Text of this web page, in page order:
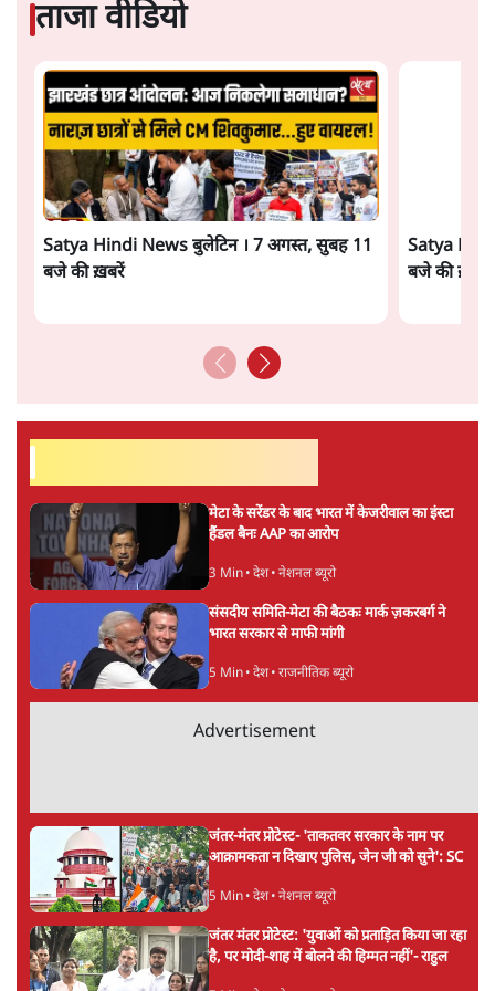
आशुतोष
पत्रकारिता में एक लंबी पारी और राजनीति में 20-20 खेलने के बाद
आशुतोष पिछले दिनों पत्रकारिता में लौट आए हैं। समाचार पत्रों में
लिखी उनकी टिप्पणियाँ 'मुखौटे का राजधर्म' नामक संग्रह से प्रकाशित
हो चुका है। उनकी अन्य प्रकाशित पुस्तकों में अन्ना आंदोलन पर भी
लिखी एक किताब भी है।
ताजा खबरें
सीजेपी ने अपना 4 सूत्री एजेंडा जारी किया- शिक्षा,
पीएम मोदी की विदेश यात्राएंः 74.59 करोड़ रुपये
"छात्रों से डर गई Yogi Govt!" AISA President
का खुला ऐलान, Rahul Gandhi से घबराई UP
Govt?
Advertisement